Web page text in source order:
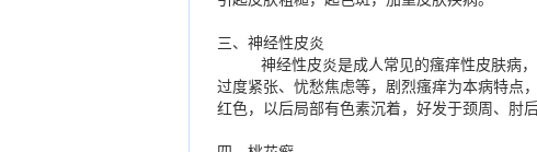
三、神经性皮炎
神经性皮炎是成人常见的瘙痒性皮肤病，
过度紧张、忧愁焦虑等，剧烈瘙痒为本病特点
红色，以后局部有色素沉着，好发于颈周、肘